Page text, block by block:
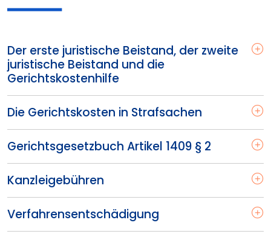
Der erste juristische Beistand, der zweite
juristische Beistand und die
Gerichtskostenhilfe
Die Gerichtskosten in Strafsachen
Gerichtsgesetzbuch Artikel 1409 § 2
Kanzleigebühren
Verfahrensentschädigung